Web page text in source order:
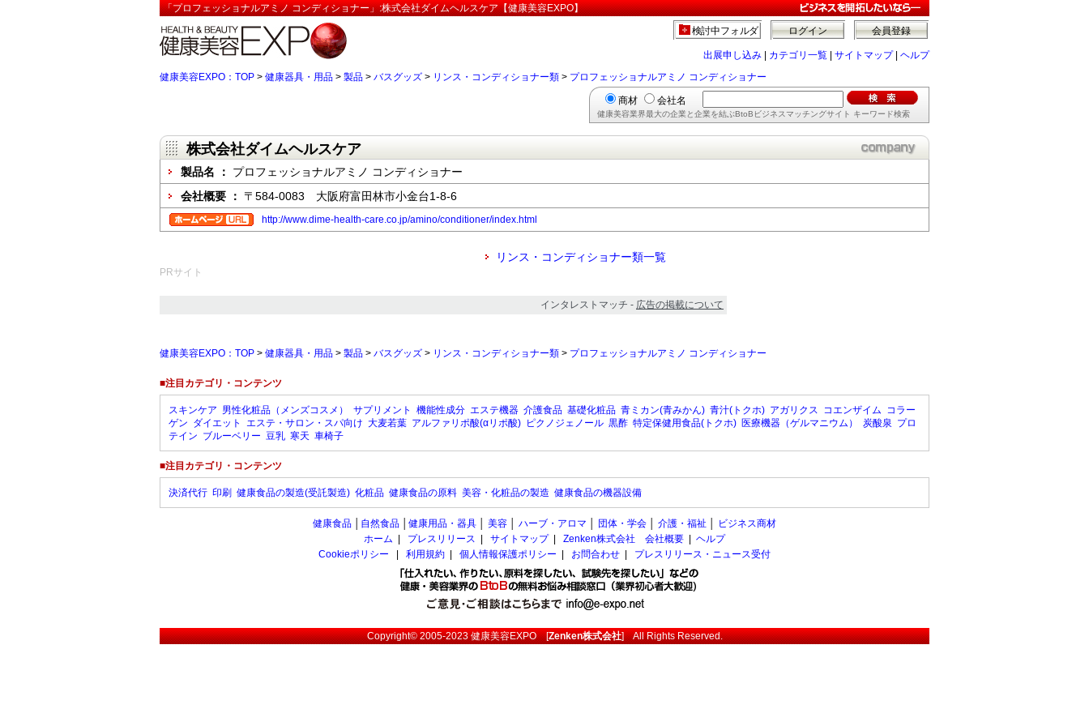
「プロフェッショナルアミノ コンディショナー」:株式会社ダイムヘルスケア【健康美容EXPO】
会員登録
ログイン
検討中フォルダ
出展申し込み カテゴリ一覧 サイトマップ| ヘルプ
健康美容EXPO：TOP > 健康器具・用品 > 製品 > バスグッズ > リンス・コンディショナー類 > プロフェッショナルアミノ コンディショナー
商材 会社名
健康美容業界最大の企業と企業を結ぶBtoBビジネスマッチングサイト キーワード検索
株式会社ダイムヘルスケア
製品名 ： プロフェッショナルアミノ コンディショナー
会社概要 ： 〒584-0083 大阪府富田林市小金台1-8-6
http://www.dime-health-care.co.jp/amino/conditioner/index.html
リンス・コンディショナー類一覧
PRサイト
インタレストマッチ - 広告の掲載について
健康美容EXPO：TOP > 健康器具・用品 > 製品 > バスグッズ > リンス・コンディショナー類 > プロフェッショナルアミノ コンディショナー
■注目カテゴリ・コンテンツ
スキンケア 男性化粧品（メンズコスメ） サプリメント 機能性成分 エステ機器 介護食品 基礎化粧品 青ミカン(青みかん) 青汁(トクホ) アガリクス コエンザイム コラー
ゲン ダイエット エステ・サロン・スパ向け 大麦若葉 アルファリポ酸(αリポ酸) ピクノジェノール 黒酢 特定保健用食品(トクホ) 医療機器（ゲルマニウム） 炭酸泉 プロ
テイン ブルーベリー 豆乳 寒天 車椅子
■注目カテゴリ・コンテンツ
決済代行 印刷 健康食品の製造(受託製造) 化粧品 健康食品の原料 美容・化粧品の製造 健康食品の機器設備
健康食品 自然食品 健康用品・器具 美容 ハーブ・アロマ 団体・学会 介護・福祉
ビジネス商材
ホーム
プレスリリース サイトマップ| Zenken株式会社 会社概要
ヘルプ
Cookieポリシー
利用規約 個人情報保護ポリシー お問合わせ プレスリリース・ニュース受付
Copyright© 2005-2023健康美容EXPO[Zenken株式会社] All Rights Reserved.